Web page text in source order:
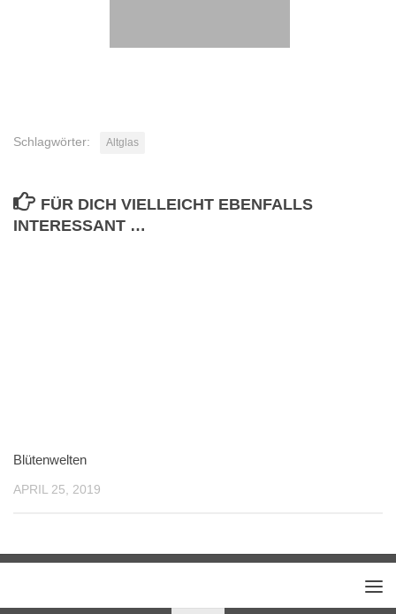
Schlagwörter: Altglas
FÜR DICH VIELLEICHT EBENFALLS
INTERESSANT …
Blütenwelten
APRIL 25, 2019